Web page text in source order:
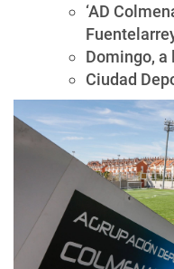
‘AD
Domingo, a
Ciudad